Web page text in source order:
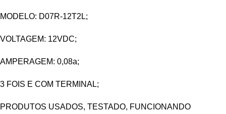
MODELO: D07R-12T2L;
VOLTAGEM: 12VDC;
AMPERAGEM: 0,08a;
3 FOIS E COM TERMINAL;
PRODUTOS USADOS, TESTADO, FUNCIONANDO